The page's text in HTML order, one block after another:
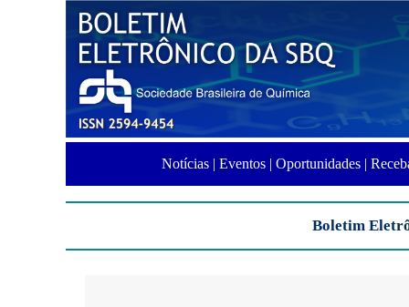
Notícias | Eventos | Oportunidades |
Boletim